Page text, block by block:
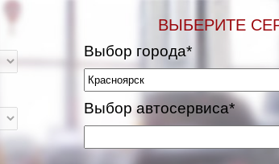
ВЫБЕРИТЕ
Выбор города*
Выбор автосервиса*